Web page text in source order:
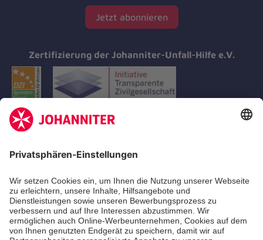
Jetzt abonnieren
Zertifizierung der Johanniter-Unfall-Hilfe e.V.
Aus- & Fortbildungen
Erste-Hilfe-Kurse
Jobs & Ehrenamt
Freiwilligendienst